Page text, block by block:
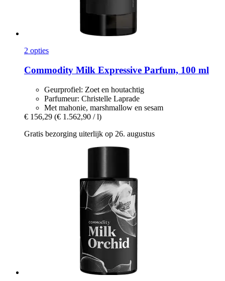
2 opties
Commodity Milk Expressive Parfum, 100 ml
Geurprofiel: Zoet en houtachtig
Parfumeur: Christelle Laprade
Met mahonie, marshmallow en sesam
€ 156,29 (€ 1.562,90 / l)
Gratis bezorging uiterlijk op 26. augustus